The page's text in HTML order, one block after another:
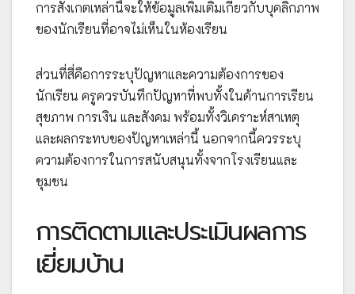
การสังเกตเหล่านี้จะให้ข้อมูลเพิ่มเติมเกี่ยวกับบุคลิกภาพ
ของนักเรียนที่อาจไม่เห็นในห้องเรียน
ส่วนที่สี่คือการระบุปัญหาและความต้องการของ
นักเรียน ครูควรบันทึกปัญหาที่พบทั้งในด้านการเรียน
สุขภาพ การเงิน และสังคม พร้อมทั้งวิเคราะห์สาเหตุ
และผลกระทบของปัญหาเหล่านี้ นอกจากนี้ควรระบุ
ความต้องการในการสนับสนุนทั้งจากโรงเรียนและ
ชุมชน
การติดตามและประเมินผลการ
เยี่ยมบ้าน